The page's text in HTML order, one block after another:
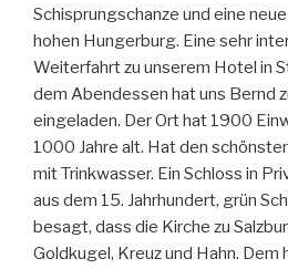
Schisprungschanze und eine
hohen Hungerburg. Eine sehr
Weiterfahrt zu unserem Hotel in
dem Abendessen hat uns Bernd
eingeladen. Der Ort hat 1900
1000 Jahre alt. Hat den
mit Trinkwasser. Ein Schloss in
aus dem 15. Jahrhundert, grün
besagt, dass die Kirche zu
Goldkugel, Kreuz und Hahn. Dem